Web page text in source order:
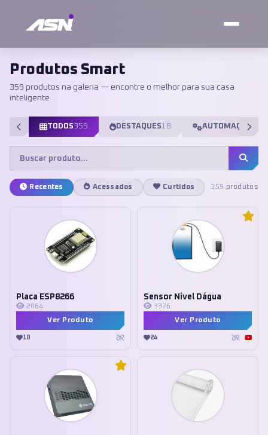
Produtos Smart
359 produtos na galeria — encontre o melhor para sua casa
inteligente
TODOS359 DESTAQUES18 AUTOMAÇÃO
Recentes Acessados Curtidos 359 produtos
Placa ESP8266
2064
Ver Produto
10
Sensor Nível Dágua
3376
Ver Produto
24